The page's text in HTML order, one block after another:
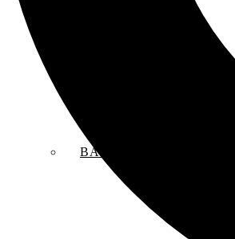
BANDAS SONORAS